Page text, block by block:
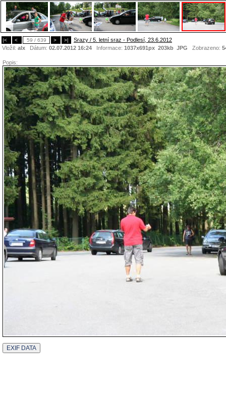
|< < 59 / 639 > >|
Srazy / 5. letní sraz - Podlesí, 23.6.2012
Vložil: alx Dátum: 02.07.2012 16:24 Informace: 1037x691px 203kb JPG Zobrazeno:
Popis: